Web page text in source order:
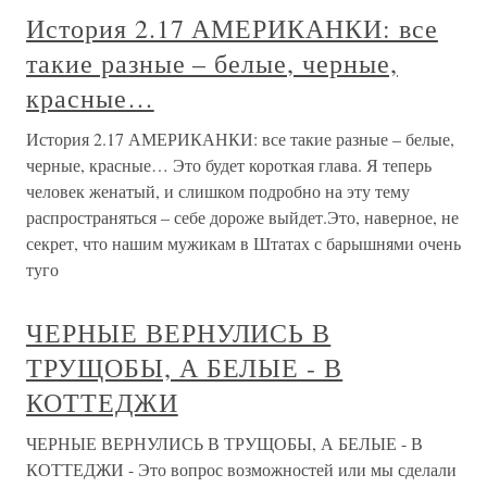
История 2.17 АМЕРИКАНКИ: все
такие разные – белые, черные,
красные…
История 2.17 АМЕРИКАНКИ: все такие разные – белые,
черные, красные… Это будет короткая глава. Я теперь
человек женатый, и слишком подробно на эту тему
распространяться – себе дороже выйдет.Это, наверное, не
секрет, что нашим мужикам в Штатах с барышнями очень
туго
ЧЕРНЫЕ ВЕРНУЛИСЬ В
ТРУЩОБЫ, А БЕЛЫЕ - В
КОТТЕДЖИ
ЧЕРНЫЕ ВЕРНУЛИСЬ В ТРУЩОБЫ, А БЕЛЫЕ - В
КОТТЕДЖИ - Это вопрос возможностей или мы сделали